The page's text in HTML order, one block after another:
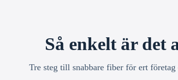
Så enkelt är det
Tre steg till snabbare fiber för ert